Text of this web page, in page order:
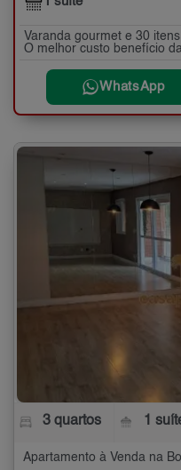
Varanda gourmet e 30
O melhor custo benefício
WhatsApp
3 quartos 1
Apartamento à Venda na